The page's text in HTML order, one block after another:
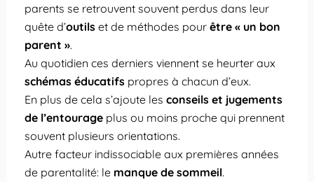
parents se retrouvent souvent perdus dans leur
quête d’outilset de méthodes pour être « un bon
parent ».
Au quotidien ces derniers viennent se heurter aux
schémas éducatifspropres à chacun d’eux.
En plus de cela s’ajoute les conseils et jugements
de l’entourageplus ou moins proche qui prennent
souvent plusieurs orientations.
Autre facteur indissociable aux premières années
de parentalité: le manque de sommeil.